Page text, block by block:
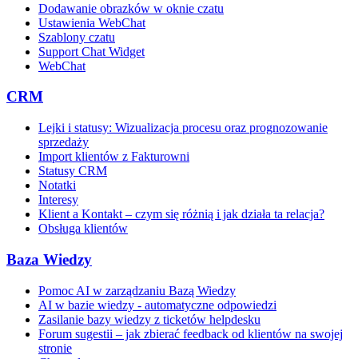
Dodawanie obrazków w oknie czatu
Ustawienia WebChat
Szablony czatu
Support Chat Widget
WebChat
CRM
Lejki i statusy: Wizualizacja procesu oraz prognozowanie
sprzedaży
Import klientów z Fakturowni
Statusy CRM
Notatki
Interesy
Klient a Kontakt – czym się różnią i jak działa ta relacja?
Obsługa klientów
Baza Wiedzy
Pomoc AI w zarządzaniu Bazą Wiedzy
AI w bazie wiedzy - automatyczne odpowiedzi
Zasilanie bazy wiedzy z ticketów helpdesku
Forum sugestii – jak zbierać feedback od klientów na swojej
stronie